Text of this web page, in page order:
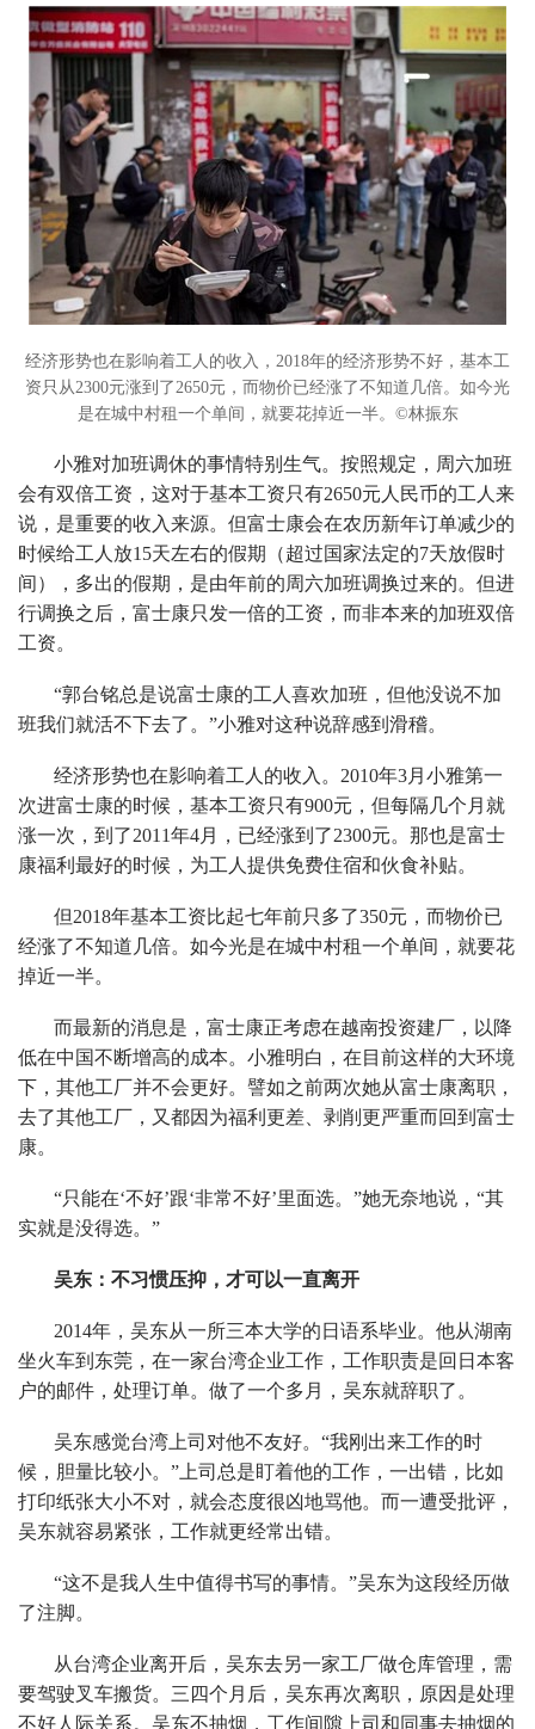
经济形势也在影响着工人的收入，2018年的经济形势不好，基本工
资只从2300元涨到了2650元，而物价已经涨了不知道几倍。如今光
是在城中村租一个单间，就要花掉近一半。©林振东
小雅对加班调休的事情特别生气。按照规定，周六加班
会有双倍工资，这对于基本工资只有2650元人民币的工人来
说，是重要的收入来源。但富士康会在农历新年订单减少的
时候给工人放15天左右的假期（超过国家法定的7天放假时
间），多出的假期，是由年前的周六加班调换过来的。但进
行调换之后，富士康只发一倍的工资，而非本来的加班双倍
工资。
“郭台铭总是说富士康的工人喜欢加班，但他没说不加
班我们就活不下去了。”小雅对这种说辞感到滑稽。
经济形势也在影响着工人的收入。2010年3月小雅第一
次进富士康的时候，基本工资只有900元，但每隔几个月就
涨一次，到了2011年4月，已经涨到了2300元。那也是富士
康福利最好的时候，为工人提供免费住宿和伙食补贴。
但2018年基本工资比起七年前只多了350元，而物价已
经涨了不知道几倍。如今光是在城中村租一个单间，就要花
掉近一半。
而最新的消息是，富士康正考虑在越南投资建厂，以降
低在中国不断增高的成本。小雅明白，在目前这样的大环境
下，其他工厂并不会更好。譬如之前两次她从富士康离职，
去了其他工厂，又都因为福利更差、剥削更严重而回到富士
康。
“只能在‘不好’跟‘非常不好’里面选。”她无奈地说，“其
实就是没得选。”
吴东：不习惯压抑，才可以一直离开
2014年，吴东从一所三本大学的日语系毕业。他从湖南
坐火车到东莞，在一家台湾企业工作，工作职责是回日本客
户的邮件，处理订单。做了一个多月，吴东就辞职了。
吴东感觉台湾上司对他不友好。“我刚出来工作的时
候，胆量比较小。”上司总是盯着他的工作，一出错，比如
打印纸张大小不对，就会态度很凶地骂他。而一遭受批评，
吴东就容易紧张，工作就更经常出错。
“这不是我人生中值得书写的事情。”吴东为这段经历做
了注脚。
从台湾企业离开后，吴东去另一家工厂做仓库管理，需
要驾驶叉车搬货。三四个月后，吴东再次离职，原因是处理
不好人际关系。吴东不抽烟，工作间隙上司和同事去抽烟的